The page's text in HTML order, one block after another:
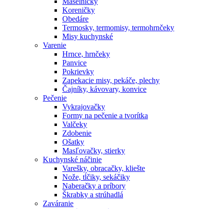
Koreničky
Obedáre
Termosky, termomisy, termohrnčeky
Misy kuchynské
Varenie
Hrnce, hrnčeky
Panvice
Pokrievky
Zapekacie misy, pekáče, plechy
Čajníky, kávovary, konvice
Pečenie
Vykrajovačky
Formy na pečenie a tvorítka
Valčeky
Zdobenie
Ošatky
Masľovačky, stierky
Kuchynské náčinie
Varešky, obracačky, kliešte
Nože, tĺčiky, sekáčiky
Naberačky a príbory
Škrabky a strúhadlá
Zaváranie